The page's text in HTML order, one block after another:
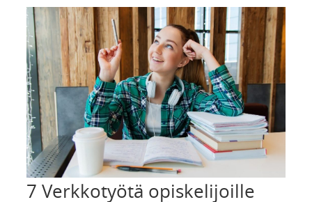
7 Verkkotyötä opiskelijoille